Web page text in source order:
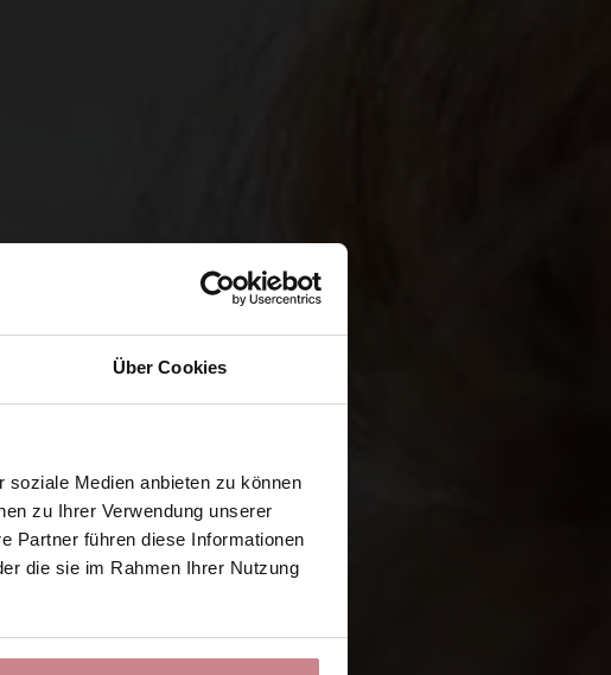
Über Cookies
Medien anbieten zu können
zu Ihrer Verwendung unserer
Partner führen diese Informationen
die sie im Rahmen Ihrer Nutzung